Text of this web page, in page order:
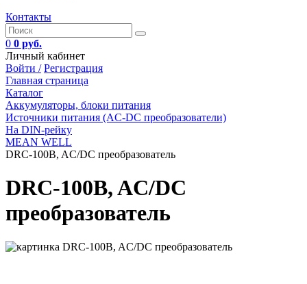
Контакты
0 0 руб.
Личный кабинет
Войти / Регистрация
Главная страница
Каталог
Аккумуляторы, блоки питания
Источники питания (AC-DC преобразователи)
На DIN-рейку
MEAN WELL
DRC-100B, AC/DC преобразователь
DRC-100B, AC/DC
преобразователь